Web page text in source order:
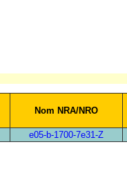
Nom NRA/NRO
e05-b-1700-7e31-Z